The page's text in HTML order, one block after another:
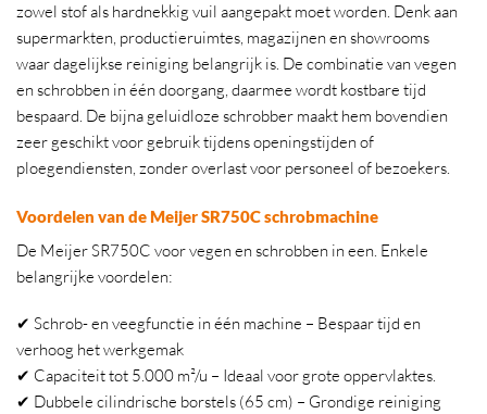
zowel stof als hardnekkig vuil aangepakt moet worden. Denk aan
supermarkten, productieruimtes, magazijnen en showrooms
waar dagelijkse reiniging belangrijk is. De combinatie van vegen
en schrobben in één doorgang, daarmee wordt kostbare tijd
bespaard. De bijna geluidloze schrobber maakt hem bovendien
zeer geschikt voor gebruik tijdens openingstijden of
ploegendiensten, zonder overlast voor personeel of bezoekers.
Voordelen van de Meijer SR750C schrobmachine
De Meijer SR750C voor vegen en schrobben in een. Enkele
belangrijke voordelen:
✔ Schrob- en veegfunctie in één machine – Bespaar tijd en
verhoog het werkgemak
✔ Capaciteit tot 5.000 m²/u – Ideaal voor grote oppervlaktes.
✔ Dubbele cilindrische borstels (65 cm) – Grondige reiniging